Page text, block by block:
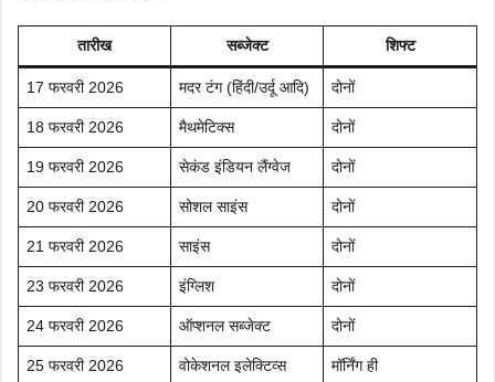
तारीख सब्जेक्ट शिफ्ट
17 फरवरी 2026 मदर टंग (हिंदी/उर्दू आदि) दोनों
18 फरवरी 2026 मैथमेटिक्स दोनों
19 फरवरी 2026 सेकंड इंडियन लैंग्वेज दोनों
20 फरवरी 2026 सोशल साइंस दोनों
21 फरवरी 2026 साइंस दोनों
23 फरवरी 2026 इंग्लिश दोनों
24 फरवरी 2026 ऑप्शनल सब्जेक्ट दोनों
25 फरवरी 2026 वोकेशनल इलेक्टिव्स मॉर्निंग ही